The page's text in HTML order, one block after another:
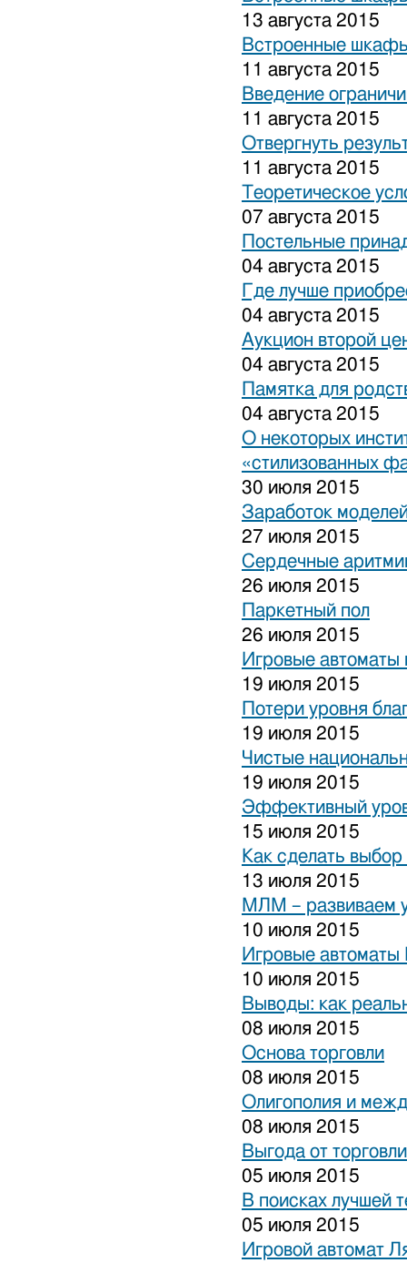
13 августа 2015
Встроенные
11 августа 2015
Введение
11 августа 2015
Отвергнуть
11 августа 2015
Теоретическое
07 августа 2015
Постельные
04 августа 2015
Где лучше
04 августа 2015
Аукцион второй
04 августа 2015
Памятка для
04 августа 2015
О некоторых
«стилизованных
30 июля 2015
Заработок
27 июля 2015
Сердечные
26 июля 2015
Паркетный пол
26 июля 2015
Игровые
19 июля 2015
Потери уровня
19 июля 2015
Чистые
19 июля 2015
Эффективный
15 июля 2015
Как сделать
13 июля 2015
МЛМ – развиваем
10 июля 2015
Игровые
10 июля 2015
Выводы: как
08 июля 2015
Основа торговли
08 июля 2015
Олигополия и
08 июля 2015
Выгода от
05 июля 2015
В поисках лучшей
05 июля 2015
Игровой автомат